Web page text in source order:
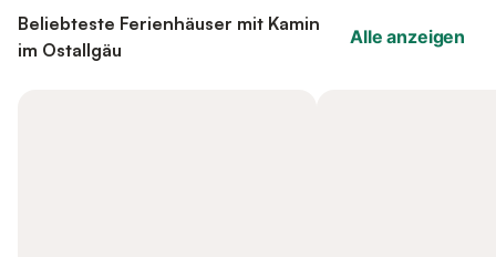
Beliebteste Ferienhäuser mit Kamin
im Ostallgäu
Alle anzeigen